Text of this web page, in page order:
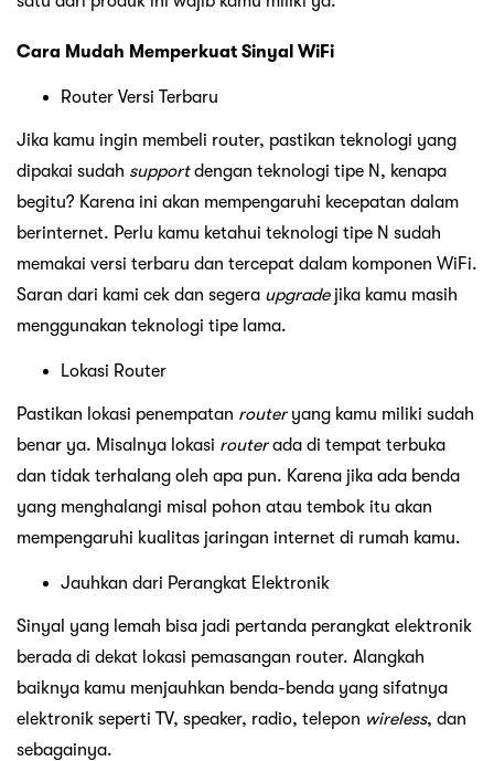
Cara Mudah Memperkuat Sinyal WiFi
Router Versi Terbaru
Jika kamu ingin membeli router, pastikan teknologi yang
dipakai sudah supportdengan teknologi tipe N, kenapa
begitu? Karena ini akan mempengaruhi kecepatan dalam
berinternet. Perlu kamu ketahui teknologi tipe N sudah
memakai versi terbaru dan tercepat dalam komponen WiFi.
Saran dari kami cek dan segera upgradejika kamu masih
menggunakan teknologi tipe lama.
Lokasi Router
Pastikan lokasi penempatan routeryang kamu miliki sudah
benar ya. Misalnya lokasi routerada di tempat terbuka
dan tidak terhalang oleh apa pun. Karena jika ada benda
yang menghalangi misal pohon atau tembok itu akan
mempengaruhi kualitas jaringan internet di rumah kamu.
Jauhkan dari Perangkat Elektronik
Sinyal yang lemah bisa jadi pertanda perangkat elektronik
berada di dekat lokasi pemasangan router. Alangkah
baiknya kamu menjauhkan benda-benda yang sifatnya
elektronik seperti TV, speaker, radio, telepon wireless, dan
sebagainya.